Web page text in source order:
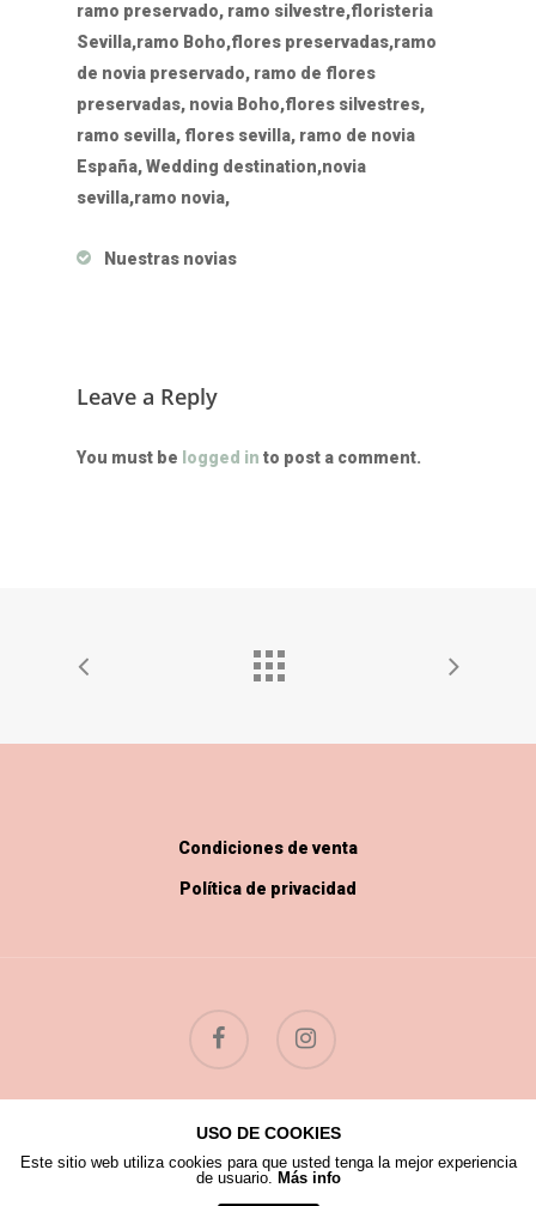
ramo preservado, ramo silvestre,floristeria
Sevilla,ramo Boho,flores preservadas,ramo
de novia preservado, ramo de flores
preservadas, novia Boho,flores silvestres,
ramo sevilla, flores sevilla, ramo de novia
España, Wedding destination,novia
sevilla,ramo novia,
Nuestras novias
Leave a Reply
You must be logged in to post a comment.
Condiciones de venta
Política de privacidad
© 2026 Flores Silvestres.
USO DE COOKIES
Este sitio web utiliza cookies para que usted tenga la mejor experiencia
de usuario. Más info